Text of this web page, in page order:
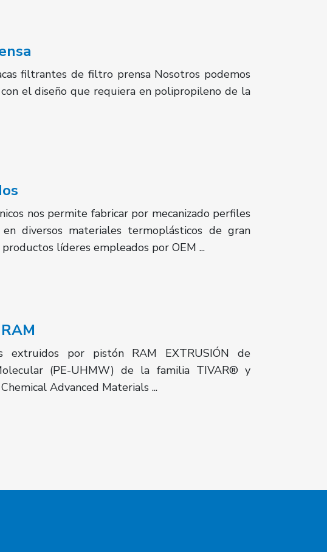
filtrantes de filtro prensa Nosotros podemos
el diseño que requiera en polipropileno de la
nos permite fabricar por mecanizado perfiles
diversos materiales termoplásticos de gran
líderes empleados por OEM ...
extruidos por pistón RAM EXTRUSIÓN de
(PE-UHMW) de la familia TIVAR® y
Advanced Materials ...